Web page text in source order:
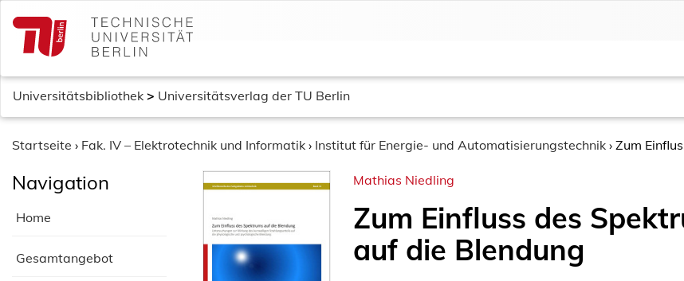
c
Universitätsbibliothek > Universitätsverlag der TU Berlin
Startseite › Fak. IV – Elektrotechnik und Informatik › Institut für Energie- und Automatisierungstechnik › Zum
Navigation
Home
Gesamtangebot
Mathias Niedling
Zum Einfluss des
auf die Blendung